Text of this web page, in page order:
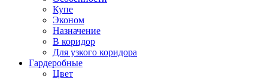
Купе
Эконом
Назначение
В коридор
Для узкого коридора
Гардеробные
Цвет